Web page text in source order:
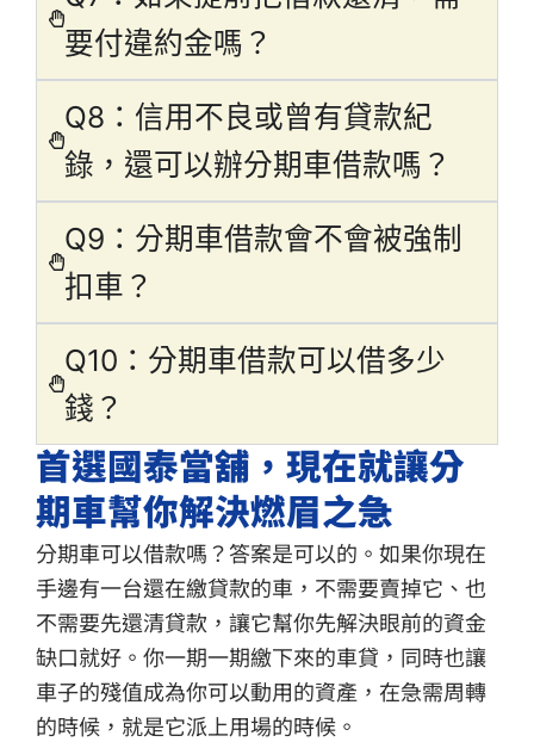
要付違約金嗎？
Q8：信用不良或曾有貸款紀
錄，還可以辦分期車借款嗎？
Q9：分期車借款會不會被強制
扣車？
Q10：分期車借款可以借多少
錢？
首選國泰當舖，現在就讓分
期車幫你解決燃眉之急
分期車可以借款嗎？答案是可以的。如果你現在
手邊有一台還在繳貸款的車，不需要賣掉它、也
不需要先還清貸款，讓它幫你先解決眼前的資金
缺口就好。你一期一期繳下來的車貸，同時也讓
車子的殘值成為你可以動用的資產，在急需周轉
的時候，就是它派上用場的時候。